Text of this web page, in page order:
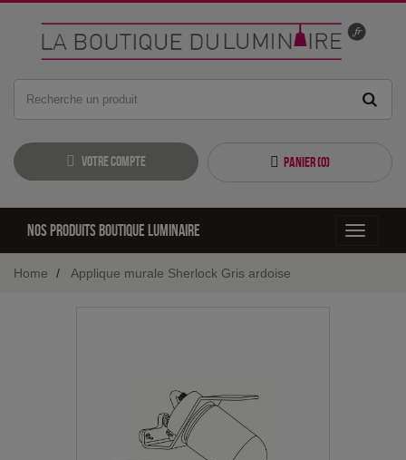
Votre compte Panier (0)
Toggle
Nos produits boutique luminaire
Home Applique murale Sherlock Gris ardoise